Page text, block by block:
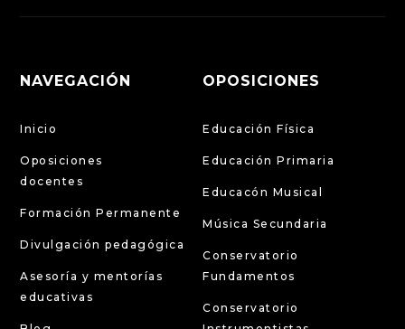
NAVEGACIÓN
Inicio
Oposiciones
docentes
Formación Permanente
Divulgación pedagógica
Asesoría y mentorías
educativas
OPOSICIONES
Educación Física
Educación Primaria
Educacón Musical
Música Secundaria
Conservatorio
Fundamentos
Conservatorio